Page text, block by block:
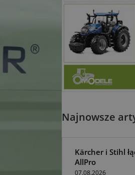
Najnowsze
Kärcher i Stihl
AllPro
07.08.2026